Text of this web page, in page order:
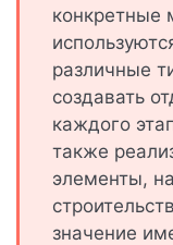
конкретные
различные
создавать
каждого
также
элементы,
значение